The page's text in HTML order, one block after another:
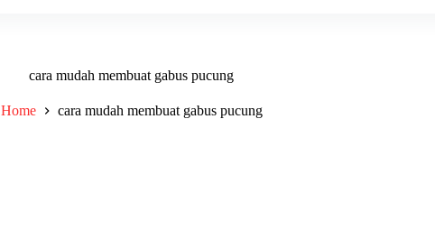
cara mudah membuat gabus pucung
Home cara mudah membuat gabus pucung